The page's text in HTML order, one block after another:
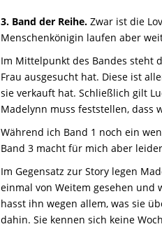
3. Band der Reihe. Zwar ist die
Menschenkönigin laufen aber
Im Mittelpunkt des Bandes steht
Frau ausgesucht hat. Diese ist
sie verkauft hat. Schließlich gilt
Madelynn muss feststellen, dass
Während ich Band 1 noch ein
Band 3 macht für mich aber
Im Gegensatz zur Story legen
einmal von Weitem gesehen und
hasst ihn wegen allem, was sie
dahin. Sie kennen sich keine